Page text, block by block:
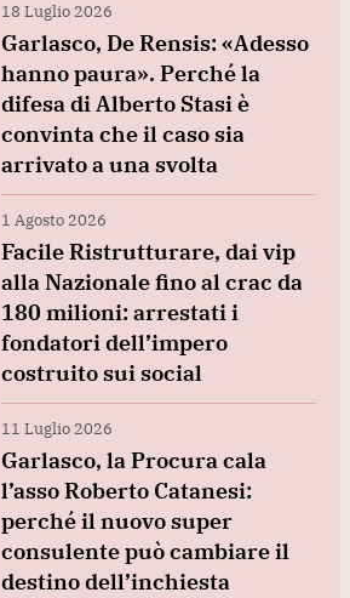
18 Luglio 2026
Garlasco, De Rensis: «Adesso
hanno paura». Perché la
difesa di Alberto Stasi è
convinta che il caso sia
arrivato a una svolta
1 Agosto 2026
Facile Ristrutturare, dai vip
alla Nazionale fino al crac da
180 milioni: arrestati i
fondatori dell’impero
costruito sui social
11 Luglio 2026
Garlasco, la Procura cala
l’asso Roberto Catanesi:
perché il nuovo super
consulente può cambiare il
destino dell’inchiesta